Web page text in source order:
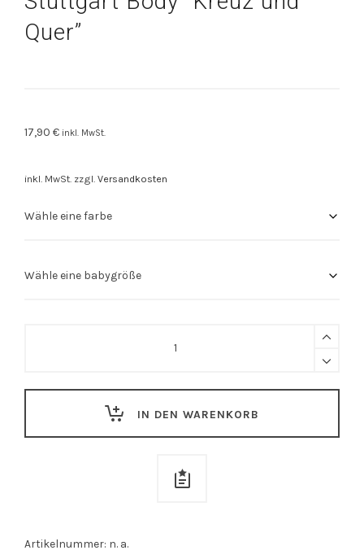
Quer”
17,90 € inkl. MwSt.
inkl. MwSt. zzgl. Versandkosten
quantity
IN DEN WARENKORB
Artikelnummer: n. a.